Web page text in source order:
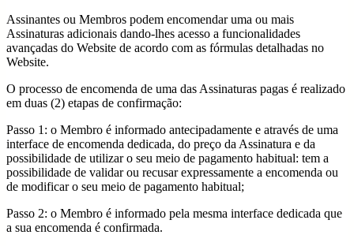
Assinantes ou Membros podem encomendar uma ou mais
Assinaturas adicionais dando-lhes acesso a funcionalidades
avançadas do Website de acordo com as fórmulas detalhadas no
Website.
O processo de encomenda de uma das Assinaturas pagas é realizado
em duas (2) etapas de confirmação:
Passo 1: o Membro é informado antecipadamente e através de uma
interface de encomenda dedicada, do preço da Assinatura e da
possibilidade de utilizar o seu meio de pagamento habitual: tem a
possibilidade de validar ou recusar expressamente a encomenda ou
de modificar o seu meio de pagamento habitual;
Passo 2: o Membro é informado pela mesma interface dedicada que
a sua encomenda é confirmada.